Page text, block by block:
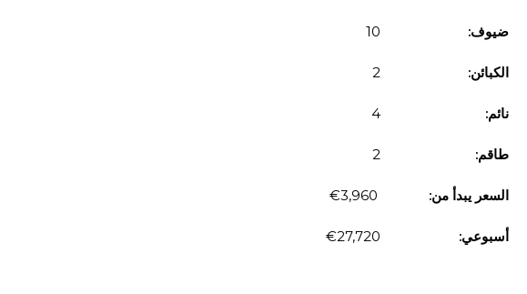
ضيوف: 10
الكبائن: 2
نائم: 4
طاقم: 2
السعر يبدأ من: €3,960
أسبوعي: €27,720